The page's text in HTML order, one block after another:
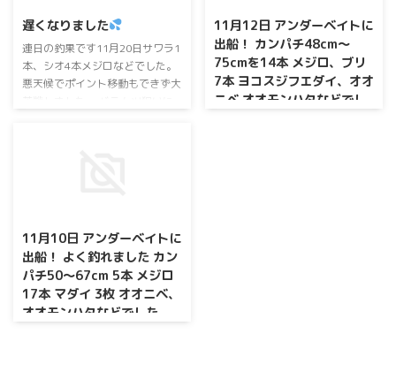
ほっこり出来ました
また次回も頑張ります
次回は2024年1月28日に予定して
います。『フッチー＆にっしゃん
と2024年も釣りを楽しもう
っ！！』と題し、ジギング船ノマ
遅くなりました
連日の釣果です11月20日サワラ1
本、シオ4本メジロなどでした。
悪天候でポイント移動もできず大
11月12日 アンダーベイトに
出船！ カンパチ48cm～
75cmを14本 メジロ、ブリ
7本 ヨコスジフエダイ、オオ
ニベ オオモンハタなどでし
11月10日 アンダーベイトに
出船！ よく釣れました カン
パチ50～67cm 5本 メジロ
17本 マダイ 3枚 オオニベ、
オオモンハタなどでした。